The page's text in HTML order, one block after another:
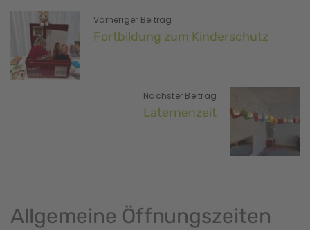
Vorheriger Beitrag
Fortbildung zum Kinderschutz
Nächster Beitrag
Laternenzeit
Allgemeine Öffnungszeiten